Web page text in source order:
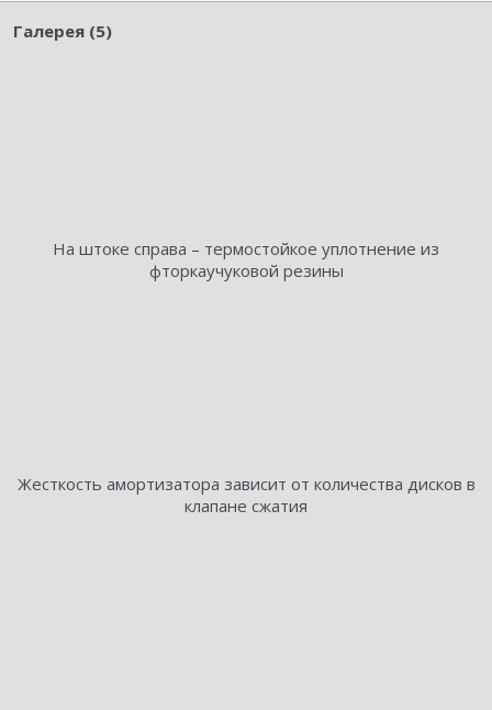
Галерея (5)
На штоке справа – термостойкое уплотнение из
фторкаучуковой резины
Жесткость амортизатора зависит от количества дисков в
клапане сжатия